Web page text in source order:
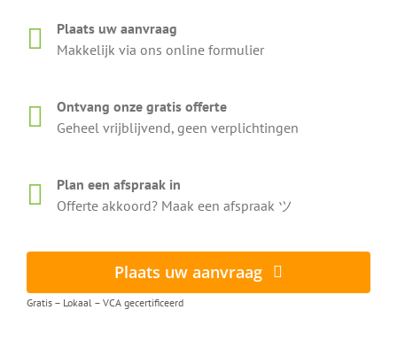
Plaats uw aanvraag
Makkelijk via ons online formulier
Ontvang onze gratis offerte
Geheel vrijblijvend, geen verplichtingen
Plan een afspraak in
Offerte akkoord? Maak een afspraak ツ
Plaats uw aanvraag
Gratis – Lokaal – VCA gecertificeerd